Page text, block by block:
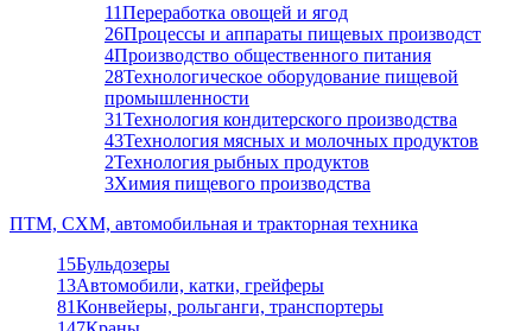
11Переработка овощей и ягод
26Процессы и аппараты пищевых производст
4Производство общественного питания
28Технологическое оборудование пищевой
промышленности
31Технология кондитерского производства
43Технология мясных и молочных продуктов
2Технология рыбных продуктов
3Химия пищевого производства
ПТМ, СХМ, автомобильная и тракторная техника
15Бульдозеры
13Автомобили, катки, грейферы
81Конвейеры, рольганги, транспортеры